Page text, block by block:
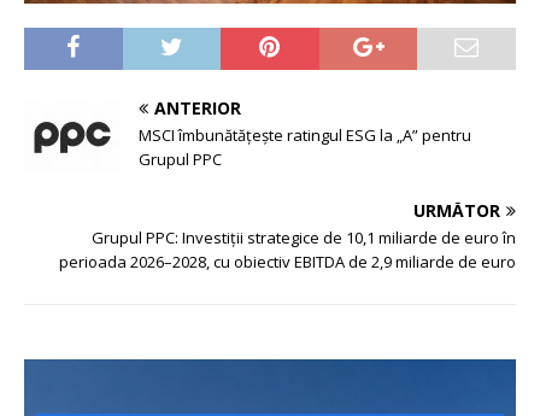
ANTERIOR
MSCI îmbunătățește ratingul ESG la „A” pentru
Grupul PPC
URMĂTOR
Grupul PPC: Investiții strategice de 10,1 miliarde de euro în
perioada 2026–2028, cu obiectiv EBITDA de 2,9 miliarde de euro